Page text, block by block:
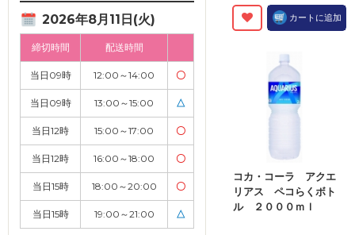
2026年8月11日(火)
締切時間 配送時間
当日09時 12:00～14:00 〇
当日09時 13:00～15:00 △
当日12時 15:00～17:00 〇
当日12時 16:00～18:00 〇
当日15時 18:00～20:00 〇
当日15時 19:00～21:00 △
カートに追加
コカ・コーラ アクエ
リアス ペコらくボト
ル ２０００ｍｌ